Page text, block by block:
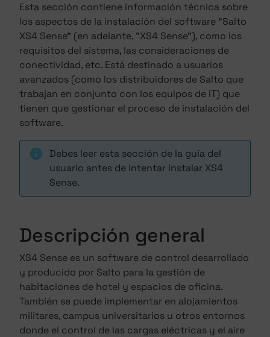
Esta sección contiene información técnica sobre
los aspectos de la instalación del software "Salto
XS4 Sense" (en adelante, "XS4 Sense"), como los
requisitos del sistema, las consideraciones de
conectividad, etc. Está destinado a usuarios
avanzados (como los distribuidores de Salto que
trabajan en conjunto con los equipos de IT) que
tienen que gestionar el proceso de instalación del
software.
Debes leer esta sección de la guía del
usuario antes de intentar instalar XS4
Sense.
Descripción general
XS4 Sense es un software de control desarrollado
y producido por Salto para la gestión de
habitaciones de hotel y espacios de oficina.
También se puede implementar en alojamientos
militares, campus universitarios u otros entornos
donde el control de las cargas eléctricas y el aire